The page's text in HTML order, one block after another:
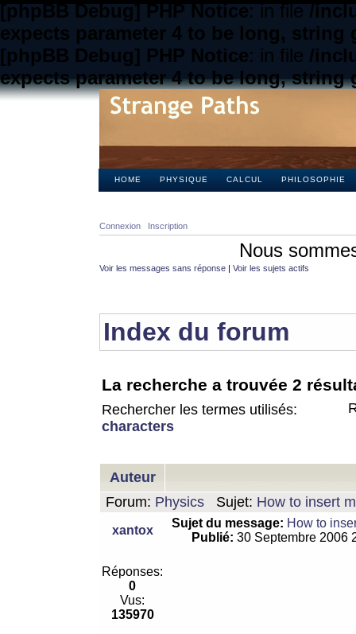
[phpBB Debug] PHP Notice: in file/
expects parameter 4 to be long, string
[phpBB Debug] PHP Notice: in file /
expects parameter 4 to be long, string
HOME PHYSIQUE CALCUL PHILOSOPHIE
Connexion Inscription
Nous
Voir les messages sans réponse | Voir les sujets actifs
Index du forum
La recherche a trouvée 2
Rechercher les termes utilisés:
characters
Auteur
Forum: Physics Sujet: How to insert
xantox
Sujet du message: How to
Publié: 30 Septembre 2006
Réponses:
0
Vus:
135970